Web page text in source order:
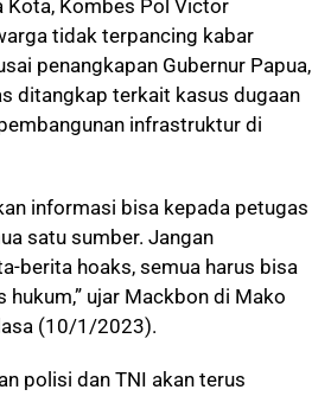
Kota, Kombes Pol Victor
tidak terpancing kabar
penangkapan Gubernur Papua,
ditangkap terkait kasus dugaan
infrastruktur di
informasi bisa kepada petugas
satu sumber. Jangan
berita hoaks, semua harus bisa
ujar Mackbon di Mako
(10/1/2023).
polisi dan TNI akan terus